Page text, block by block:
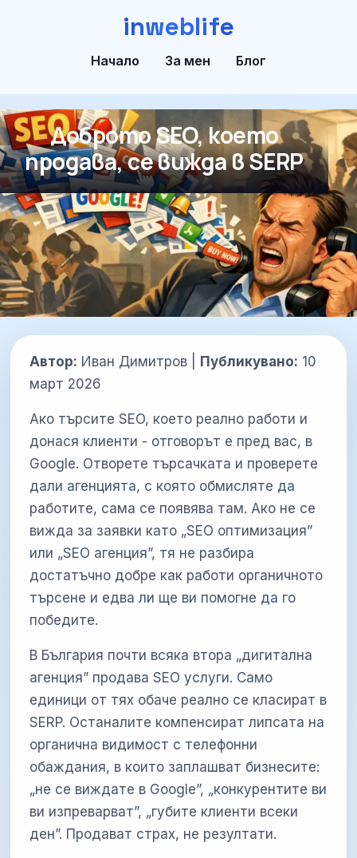
inweblife
Начало За мен Блог
Доброто SEO, което
продава, се вижда в SERP
Автор: Иван Димитров | Публикувано: 10
март 2026
Ако търсите SEO, което реално работи и
донася клиенти - отговорът е пред вас, в
Google. Отворете търсачката и проверете
дали агенцията, с която обмисляте да
работите, сама се появява там. Ако не се
вижда за заявки като „SEO оптимизация”
или „SEO агенция”, тя не разбира
достатъчно добре как работи органичното
търсене и едва ли ще ви помогне да го
победите.
В България почти всяка втора „дигитална
агенция” продава SEO услуги. Само
единици от тях обаче реално се класират в
SERP. Останалите компенсират липсата на
органична видимост с телефонни
обаждания, в които заплашват бизнесите:
„не се виждате в Google”, „конкурентите ви
ви изпреварват”, „губите клиенти всеки
ден”. Продават страх, не резултати.